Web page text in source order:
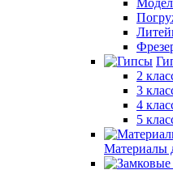
2
3
4
5
Материалы